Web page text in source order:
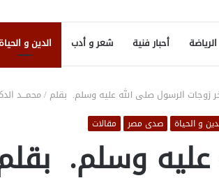
الرياضة أحبار فنية شعر و أدب الدين و
زوجات الرسول صلى الله عليه وسلم. بقلم / محمـــد
و الحياة صدى مصر مقالات
وسلم. بقلم /